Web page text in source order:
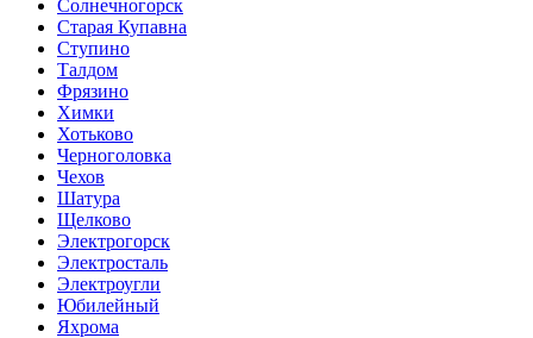
Солнечногорск
Старая Купавна
Ступино
Талдом
Фрязино
Химки
Хотьково
Черноголовка
Чехов
Шатура
Щелково
Электрогорск
Электросталь
Электроугли
Юбилейный
Яхрома